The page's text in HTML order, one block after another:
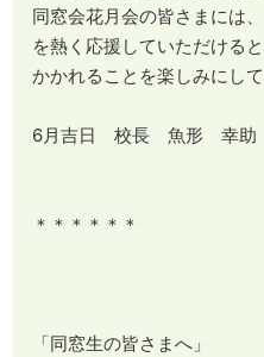
同窓会花月会の皆さまには
を熱く応援していただける
かかれることを楽しみにして
6月吉日 校長 魚形 幸助
＊＊＊＊＊＊
「同窓生の皆さまへ」